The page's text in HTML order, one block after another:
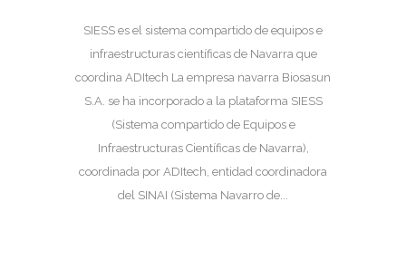
SIESS es el sistema compartido de equipos e
infraestructuras científicas de Navarra que
coordina ADItech La empresa navarra Biosasun
S.A. se ha incorporado a la plataforma SIESS
(Sistema compartido de Equipos e
Infraestructuras Científicas de Navarra),
coordinada por ADItech, entidad coordinadora
del SINAI (Sistema Navarro de...